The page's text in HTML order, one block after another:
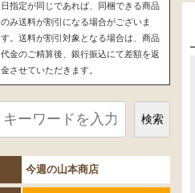
日指定が同じであれば、同梱できる商品
のみ送料が割引になる場合がございま
す。送料が割引対象となる場合は、商品
代金のご精算後、銀行振込にて差額を返
金させていただきます。
検索
今週の山本商店